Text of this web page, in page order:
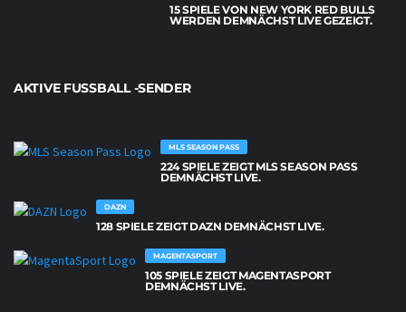
15 SPIELE VON NEW YORK RED BULLS
WERDEN DEMNÄCHST LIVE GEZEIGT.
AKTIVE FUSSBALL -SENDER
MLS SEASON PASS
224 SPIELE ZEIGT MLS SEASON PASS
DEMNÄCHST LIVE.
DAZN
128 SPIELE ZEIGT DAZN DEMNÄCHST LIVE.
MAGENTASPORT
105 SPIELE ZEIGT MAGENTASPORT
DEMNÄCHST LIVE.